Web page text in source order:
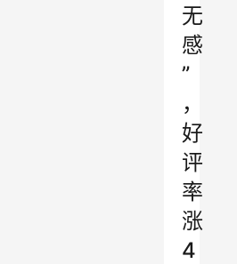
无
感
”
，
好
评
率
涨
4